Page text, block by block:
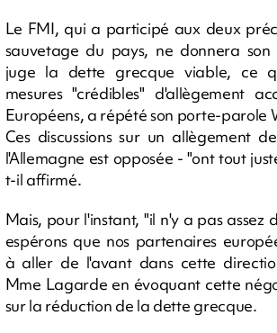
Le FMI, qui a participé aux deux
sauvetage du pays, ne donnera
juge la dette grecque viable, ce
mesures "crédibles" d'allègement
Européens, a répété son porte-parole
Ces discussions sur un allègement
l'Allemagne est opposée - "ont tout
t-il affirmé.
Mais, pour l'instant, "il n'y a pas assez
espérons que nos partenaires
à aller de l'avant dans cette
Mme Lagarde en évoquant cette
sur la réduction de la dette grecque.